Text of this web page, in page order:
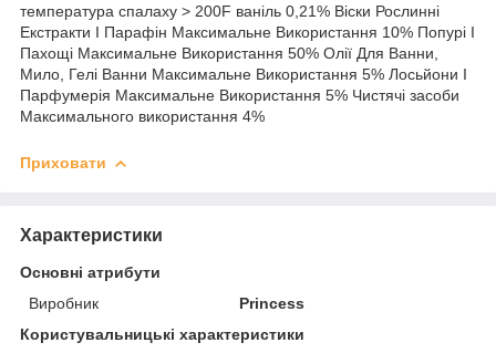
температура спалаху > 200F ваніль 0,21% Віски Рослинні
Екстракти І Парафін Максимальне Використання 10% Попурі І
Пахощі Максимальне Використання 50% Олії Для Ванни,
Мило, Гелі Ванни Максимальне Використання 5% Лосьйони І
Парфумерія Максимальне Використання 5% Чистячі засоби
Максимального використання 4%
Приховати
Характеристики
Основні атрибути
Виробник
Princess
Користувальницькі характеристики